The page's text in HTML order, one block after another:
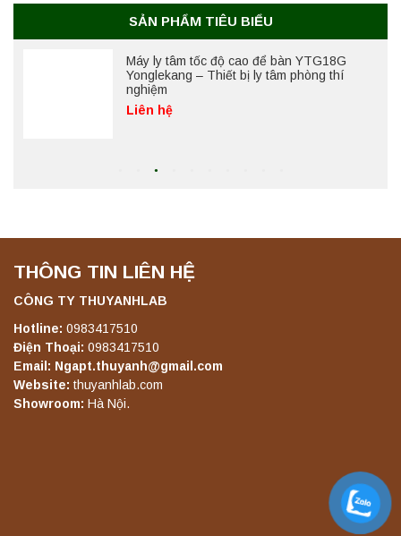
SẢN PHẨM TIÊU BIỂU
Liên hệ
Máy lắc đứng YKD-04 Yonglekang – Thiết bị
lắc chiết mẫu phòng thí nghiệm
Liên hệ
Máy lắc đứng YKD-06 Yonglekang – Thiết bị
Máy lắc đứng YKD-08 Yonglekang – Thiết bị
lắc chiết mẫu phòng thí nghiệm
Máy lắc đứng YKD-10 Yonglekang – Thiết bị
Máy chưng cất tự động YDL-06 Yonglekang
chính hãng – Thiết bị chưng cất mẫu nước
THÔNG TIN LIÊN HỆ
CÔNG TY THUYANHLAB
Hotline: 0983417510
Điện Thoại: 0983417510
Email: Ngapt.thuyanh@gmail.com
Website: thuyanhlab.com
Showroom: Hà Nội.